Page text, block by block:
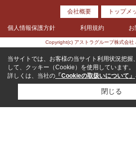
会社概要 トップメ
個人情報保護方針 利用規約 お
Copyright(c) アストラグループ株式会
当サイトでは、お客様の当サイト利用状況把握
して、クッキー（Cookie）を使用しています。
詳しくは、当社の 「Cookieの取扱いについて」
閉じる